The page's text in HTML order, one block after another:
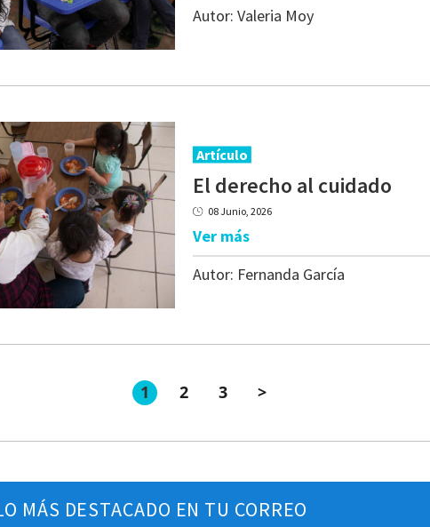
Autor: Valeria Moy
Artículo
Elderecho alcuidado
08 Junio, 2026
Ver más
Autor: Fernanda García
1 2 3 >
MÁS DESTACADO EN TU CORREO